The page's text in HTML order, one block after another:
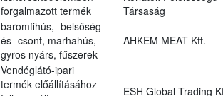
forgalmazott termék
Társaság
baromfihús, -belsőség
és -csont, marhahús,
gyros nyárs, fűszerek
AHKEM MEAT Kft.
Vendéglátó-ipari
termék előállításához
ESH Global Trading